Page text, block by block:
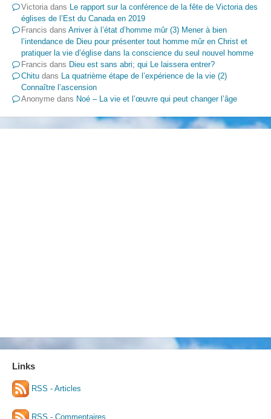
Victoriadans Le rapport sur la conférence de la fête de Victoria des
églises de l’Est du Canada en 2019
Francis dans Arriver à l’état d’homme mûr (3) Mener à bien
l’intendance de Dieu pour présenter tout homme mûr en Christ et
pratiquer la vie d’église dans la conscience du seul nouvel homme
Francis dans Dieu est sans abri; qui Le laissera entrer?
Chitudans La quatrième étape de l’expérience de la vie (2)
Connaître l’ascension
Anonymedans Noé – La vie et l’œuvre qui peut changer l’âge
Links
RSS - Articles
RSS - Commentaires